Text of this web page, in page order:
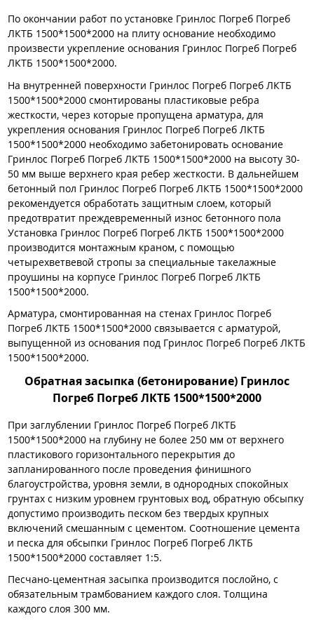
По окончании работ по установке Гринлос Погреб Погреб
ЛКТБ 1500*1500*2000 на плиту основание необходимо
произвести укрепление основания Гринлос Погреб Погреб
ЛКТБ 1500*1500*2000.
На внутренней поверхности Гринлос Погреб Погреб ЛКТБ
1500*1500*2000 смонтированы пластиковые ребра
жесткости, через которые пропущена арматура, для
укрепления основания Гринлос Погреб Погреб ЛКТБ
1500*1500*2000 необходимо забетонировать основание
Гринлос Погреб Погреб ЛКТБ 1500*1500*2000 на высоту 30-
50 мм выше верхнего края ребер жесткости. В дальнейшем
бетонный пол Гринлос Погреб Погреб ЛКТБ 1500*1500*2000
рекомендуется обработать защитным слоем, который
предотвратит преждевременный износ бетонного пола
Установка Гринлос Погреб Погреб ЛКТБ 1500*1500*2000
производится монтажным краном, с помощью
четырехветвевой стропы за специальные такелажные
проушины на корпусе Гринлос Погреб Погреб ЛКТБ
1500*1500*2000.
Арматура, смонтированная на стенах Гринлос Погреб
Погреб ЛКТБ 1500*1500*2000 связывается с арматурой,
выпущенной из основания под Гринлос Погреб Погреб ЛКТБ
1500*1500*2000.
Обратная засыпка (бетонирование) Гринлос
Погреб Погреб ЛКТБ 1500*1500*2000
При заглублении Гринлос Погреб Погреб ЛКТБ
1500*1500*2000 на глубину не более 250 мм от верхнего
пластикового горизонтального перекрытия до
запланированного после проведения финишного
благоустройства, уровня земли, в однородных спокойных
грунтах с низким уровнем грунтовых вод, обратную обсыпку
допустимо производить песком без твердых крупных
включений смешанным с цементом. Соотношение цемента
и песка для обсыпки Гринлос Погреб Погреб ЛКТБ
1500*1500*2000 составляет 1:5.
Песчано-цементная засыпка производится послойно, с
обязательным трамбованием каждого слоя. Толщина
каждого слоя 300 мм.